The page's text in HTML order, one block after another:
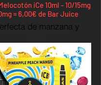
iCe 10ml - 10/15mg
= 6,00€ de Bar Juice
de manzana y
el sabor.